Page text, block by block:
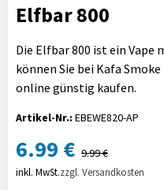
Elfbar 800
Die Elfbar 800 ist ein Vape
können Sie bei Kafa
online günstig kaufen.
Artikel-Nr.: EBEWE820-AP
6.99 € 9.99 €
inkl. MwSt.zzgl. Versandkosten